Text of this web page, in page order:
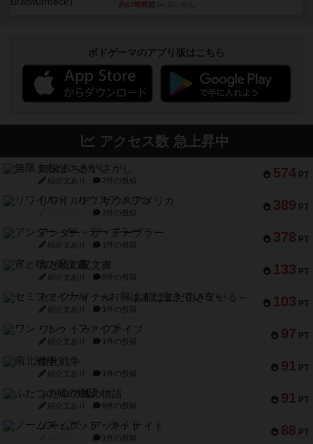
約17時間前
ボドゲーマのアプリ版はこちら
アクセス数 急上昇中
574 PT
無限まちがいさがし
紹介文あり 2件の投稿
389 PT
リワイルド：サウスアメリカ
2件の投稿
378 PT
アンダー・ザ・テーブラー
紹介文あり 1件の投稿
133 PT
宵と暁の呪文書
紹介文あり 8件の投稿
103 PT
セミファイナル ～お前はまだ生きている～
紹介文あり 1件の投稿
97 PT
ワン・トゥ・ファイブ
紹介文あり 1件の投稿
91 PT
南北戦争
紹介文あり 1件の投稿
91 PT
ふたつの城の物語
紹介文あり 6件の投稿
88 PT
ノームズ・アット・ナイト
1件の投稿